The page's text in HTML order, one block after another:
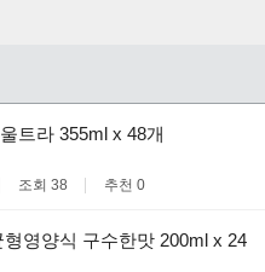
트라 355ml x 48개
조회 38 추천 0
영양식 구수한맛 200ml x 24